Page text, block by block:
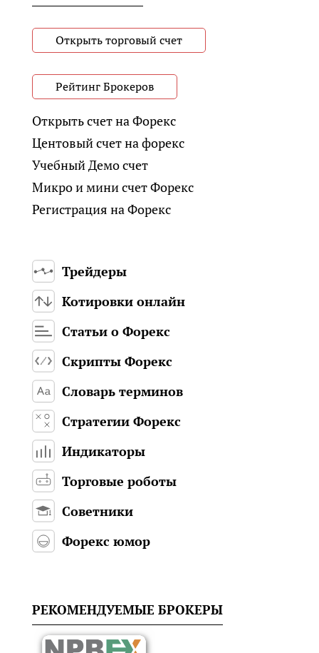
Открыть торговый счет
Рейтинг Брокеров
Открыть счет на Форекс
Центовый счет на форекс
Учебный Демо счет
Микро и мини счет Форекс
Регистрация на Форекс
Трейдеры
Котировки онлайн
Статьи о Форекс
Скрипты Форекс
Словарь терминов
Стратегии Форекс
Индикаторы
Торговые роботы
Советники
Форекс юмор
РЕКОМЕНДУЕМЫЕ БРОКЕРЫ